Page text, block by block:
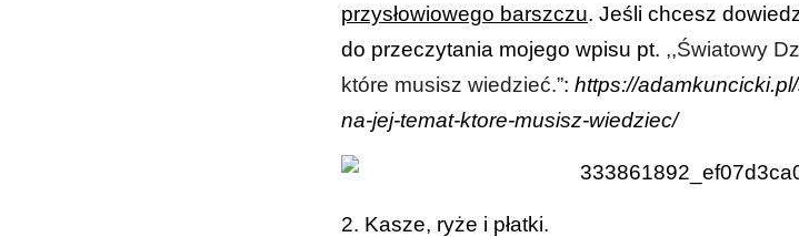
przysłowiowego barszczu. Jeśli chcesz
do przeczytania mojego wpisu pt. ,,Światowy
które musisz wiedzieć.”: https://
na-jej-temat-ktore-musisz-wiedziec/
2. Kasze, ryże i płatki.